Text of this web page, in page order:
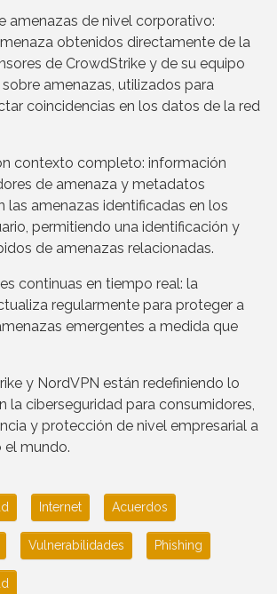
amenazas de nivel corporativo:
obtenidos directamente de la
de CrowdStrike y de su equipo
amenazas, utilizados para
coincidencias en los datos de la red
contexto completo: información
de amenaza y metadatos
las amenazas identificadas en los
permitiendo una identificación y
de amenazas relacionadas.
continuas en tiempo real: la
regularmente para proteger a
emergentes a medida que
y NordVPN están redefiniendo lo
la ciberseguridad para consumidores,
y protección de nivel empresarial a
el mundo.
Internet Acuerdos
Vulnerabilidades Phishing